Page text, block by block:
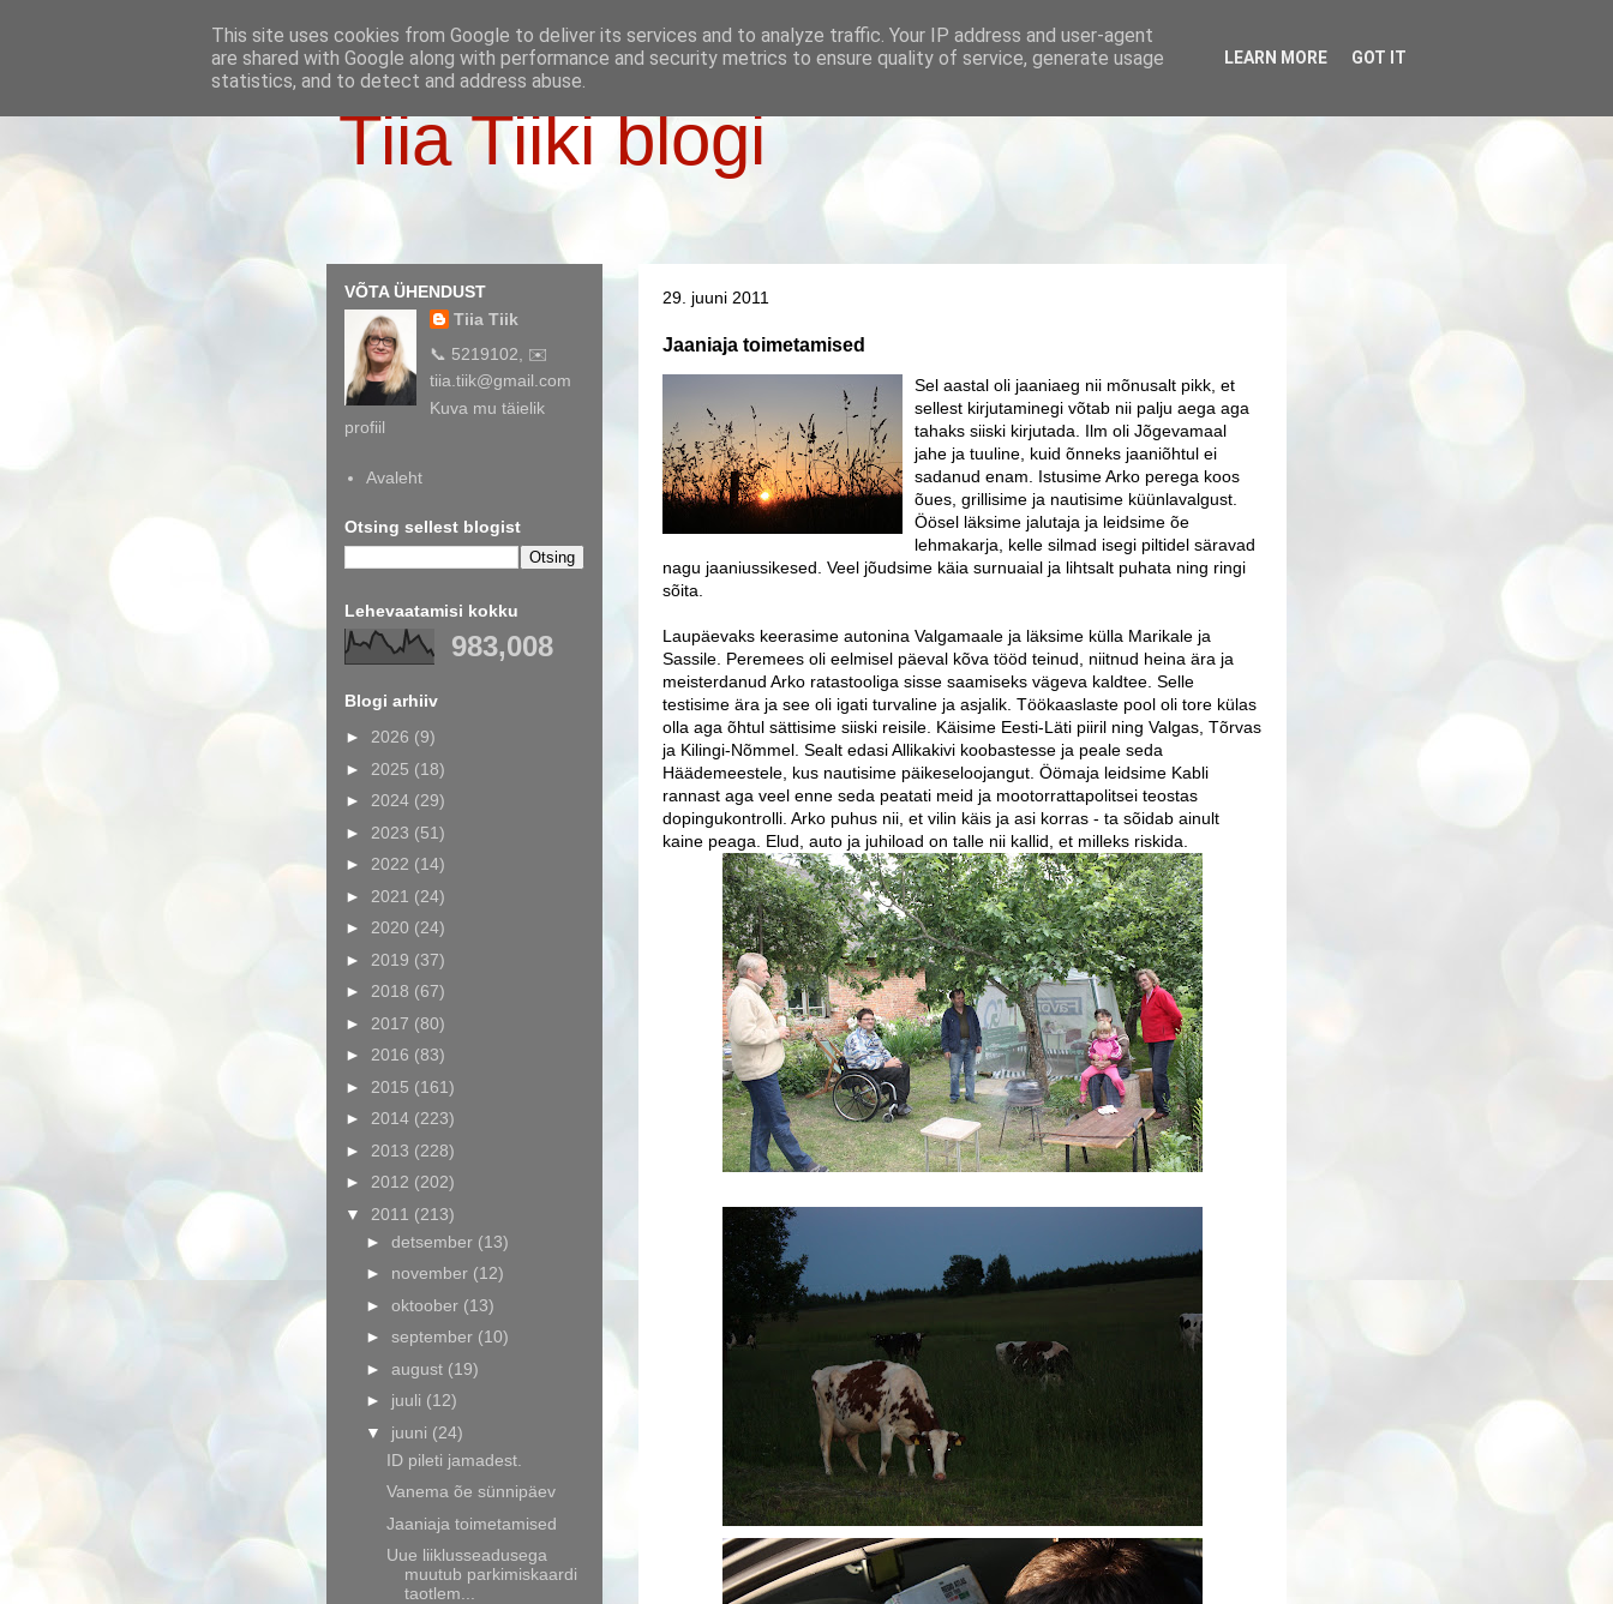
Tiia Tiiki blogi
29. juuni 2011
Jaaniaja toimetamised
Sel aastal oli jaaniaeg nii mõnusalt pikk, et
sellest kirjutaminegi võtab nii palju aega aga
tahaks siiski kirjutada. Ilm oli Jõgevamaal
jahe ja tuuline, kuid õnneks jaaniõhtul ei
sadanud enam. Istusime Arko perega koos
õues, grillisime ja nautisime küünlavalgust.
Öösel läksime jalutaja ja leidsime õe
lehmakarja, kelle silmad isegi piltidel säravad
nagu jaaniussikesed. Veel jõudsime käia surnuaial ja lihtsalt puhata ning ringi
sõita.
Laupäevaks keerasime autonina Valgamaale ja läksime külla Marikale ja
Sassile. Peremees oli eelmisel päeval kõva tööd teinud, niitnud heina ära ja
meisterdanud Arko ratastooliga sisse saamiseks vägeva kaldtee. Selle
testisime ära ja see oli igati turvaline ja asjalik. Töökaaslaste pool oli tore külas
olla aga õhtul sättisime siiski reisile. Käisime Eesti-Läti piiril ning Valgas, Tõrvas
ja Kilingi-Nõmmel. Sealt edasi Allikakivi koobastesse ja peale seda
Häädemeestele, kus nautisime päikeseloojangut. Öömaja leidsime Kabli
rannast aga veel enne seda peatati meid ja mootorrattapolitsei teostas
dopingukontrolli. Arko puhus nii, et vilin käis ja asi korras - ta sõidab ainult
kaine peaga. Elud, auto ja juhiload on talle nii kallid, et milleks riskida.
VÕTA ÜHENDUST
Tiia Tiik
📞 5219102, ✉️
tiia.tiik@gmail.com
Kuva mu täielik
profiil
Avaleht
Otsing sellest blogist
Lehevaatamisi kokku
983,008
Blogi arhiiv
► 2026 (9)
► 2025 (18)
► 2024 (29)
► 2023 (51)
► 2022 (14)
► 2021 (24)
► 2020 (24)
► 2019 (37)
► 2018 (67)
► 2017 (80)
► 2016 (83)
► 2015 (161)
► 2014 (223)
► 2013 (228)
► 2012 (202)
▼ 2011 (213)
► detsember (13)
► november (12)
► oktoober (13)
► september (10)
► august (19)
► juuli (12)
▼ juuni (24)
ID pileti jamadest.
Vanema õe sünnipäev
Jaaniaja toimetamised
Uue liiklusseadusega
muutub parkimiskaardi
taotlem...
This site uses cookies from Google to deliver its services and to analyze traffic. Your IP address and user-agent
are shared with Google along with performance and security metrics to ensure quality of service, generate usage
statistics, and to detect and address abuse.
LEARN MORE GOT IT